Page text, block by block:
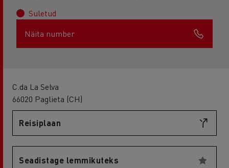
Suletud
Näita number
C.da La Selva
66020 Paglieta (CH)
Reisiplaan
Seadistage lemmikuteks